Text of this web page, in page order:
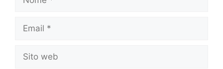
Email
Sito
web